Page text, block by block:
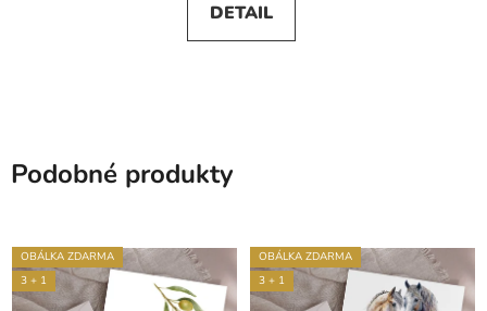
DETAIL
Podobné produkty
OBÁLKA ZDARMA
3 + 1
OBÁLKA ZDARMA
3 + 1